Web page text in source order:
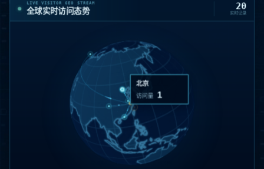
LIVE VISITOR GEO STREAM
全球实时访问态势 20
实时记录
南京
1
17:11:49 美国 · California ·
IP 216.73.216.137
www.plantcrp.cn 首页 /